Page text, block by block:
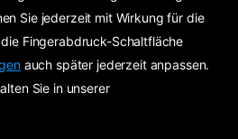
Sie jederzeit mit Wirkung für die
Fingerabdruck-Schaltfläche
auch später jederzeit anpassen.
Sie in unserer